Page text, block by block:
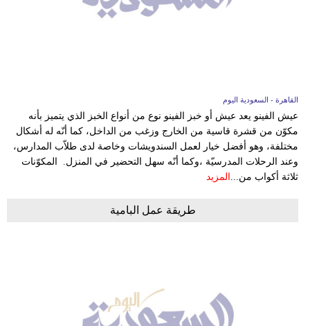
القاهرة - السعودية اليوم
عيش الفينو يعد عيش أو خبز الفينو نوع من أنواع الخبز الذي يتميز بأنه
مكوّن من قشرة قاسية من الخارج وزغب من الداخل، كما أنّه له أشكال
مختلفة، وهو أفضل خيار لعمل السندويشات وخاصة لدى طلاّب المدارس،
وعند الرحلات المدرسيّة ،وكما أنّه سهل التحضير في المنزل. المكوّنات
ثلاثة أكواب من... المزيد
طريقة عمل البامية